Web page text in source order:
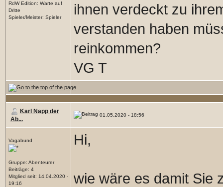
RdW Edition: Warte auf
Dritte
Spieler/Meister: Spieler
ihnen verdeckt zu
verstanden haben
reinkommen?
VG T
Karl Napp der
Ab...
01.05.2020 - 18:56
Vagabund
Gruppe: Abenteurer
Beiträge: 4
Mitglied seit: 14.04.2020 -
19:16
Hi,
wie wäre es damit Sie